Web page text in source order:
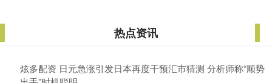
热点资讯
炫多配资 日元急涨引发日本再度干预汇市猜测 分析师称“顺势